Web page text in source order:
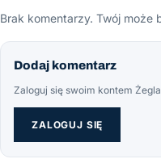
Brak komentarzy. Twój może
Dodaj komentarz
Zaloguj się swoim kontem
ZALOGUJ SIĘ